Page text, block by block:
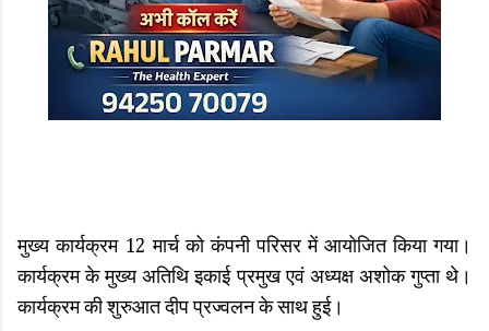
मुख्य कार्यक्रम 12 मार्च को कंपनी परिसर में आयोजित किया गया।
कार्यक्रम के मुख्य अतिथि इकाई प्रमुख एवं अध्यक्ष अशोक गुप्ता थे।
कार्यक्रम की शुरुआत दीप प्रज्वलन के साथ हुई।